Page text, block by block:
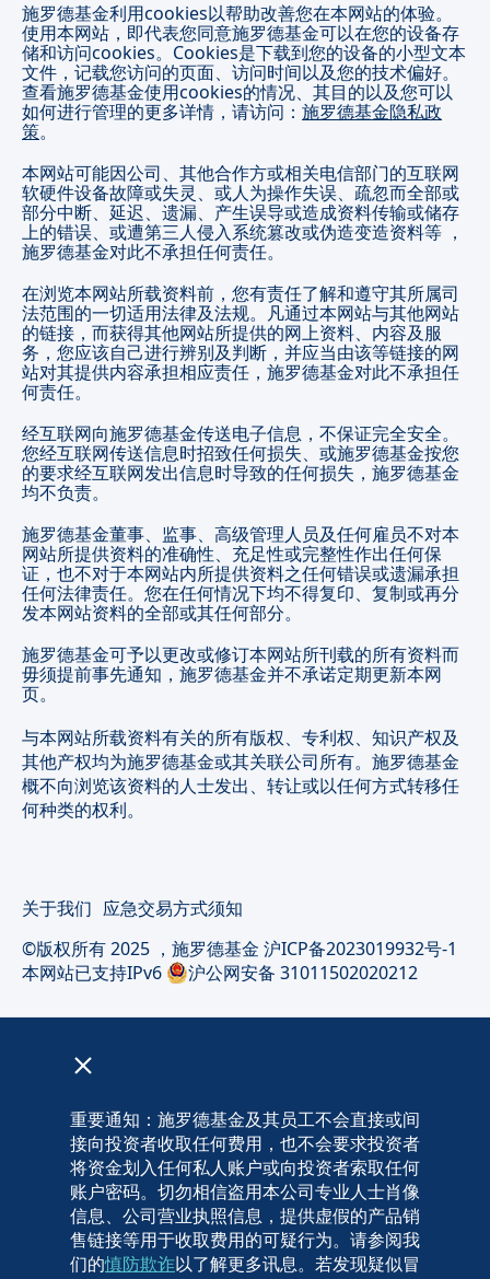
施罗德基金利用cookies以帮助改善您在本网站的体验。
使用本网站，即代表您同意施罗德基金可以在您的设备存
储和访问cookies。Cookies是下载到您的设备的小型文本
文件，记载您访问的页面、访问时间以及您的技术偏好。
查看施罗德基金使用cookies的情况、其目的以及您可以
如何进行管理的更多详情，请访问： 施罗德基金隐私政
策。
本网站可能因公司、其他合作方或相关电信部门的互联网
软硬件设备故障或失灵、或人为操作失误、疏忽而全部或
部分中断、延迟、遗漏、产生误导或造成资料传输或储存
上的错误、或遭第三人侵入系统篡改或伪造变造资料等 ，
施罗德基金对此不承担任何责任。
在浏览本网站所载资料前，您有责任了解和遵守其所属司
法范围的一切适用法律及法规。凡通过本网站与其他网站
的链接，而获得其他网站所提供的网上资料、内容及服
务，您应该自己进行辨别及判断，并应当由该等链接的网
站对其提供内容承担相应责任，施罗德基金对此不承担任
何责任。
经互联网向施罗德基金传送电子信息，不保证完全安全。
您经互联网传送信息时招致任何损失、或施罗德基金按您
的要求经互联网发出信息时导致的任何损失，施罗德基金
均不负责。
施罗德基金董事、监事、高级管理人员及任何雇员不对本
网站所提供资料的准确性、充足性或完整性作出任何保
证，也不对于本网站内所提供资料之任何错误或遗漏承担
任何法律责任。您在任何情况下均不得复印、复制或再分
发本网站资料的全部或其任何部分。
施罗德基金可予以更改或修订本网站所刊载的所有资料而
毋须提前事先通知，施罗德基金并不承诺定期更新本网
页。
与本网站所载资料有关的所有版权、专利权、知识产权及
其他产权均为施罗德基金或其关联公司所有。施罗德基金
概不向浏览该资料的人士发出、转让或以任何方式转移任
何种类的权利。
关于我们 应急交易方式须知
©版权所有 2025 ，施罗德基金 沪ICP备2023019932号-1
本网站已支持IPv6
沪公网安备 31011502020212
重要通知：施罗德基金及其员工不会直接或间
接向投资者收取任何费用，也不会要求投资者
将资金划入任何私人账户或向投资者索取任何
账户密码。切勿相信盗用本公司专业人士肖像
信息、公司营业执照信息，提供虚假的产品销
售链接等用于收取费用的可疑行为。请参阅我
们的慎防欺诈以了解更多讯息。若发现疑似冒